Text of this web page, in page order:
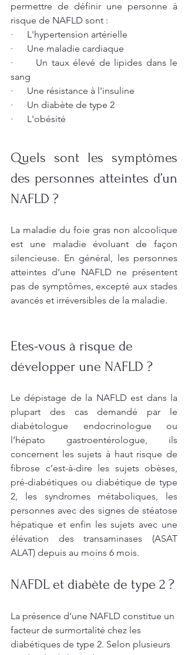
permettre de définir une personne à
risque de NAFLD sont :
·      L'hypertension artérielle
·      Une maladie cardiaque
·      Un taux élevé de lipides dans le
sang
·      Une résistance à l'insuline
·      Un diabète de type 2
·      L'obésité
Quels sont les symptômes
des personnes atteintes d’un
NAFLD ?
La maladie du foie gras non alcoolique
est une maladie évoluant de façon
silencieuse. En général, les personnes
atteintes d’une NAFLD ne présentent
pas de symptômes, excepté aux stades
avancés et irréversibles de la maladie.
Etes-vous à risque de
développer une NAFLD ?
Le dépistage de la NAFLD est dans la
plupart des cas demandé par le
diabétologue endocrinologue ou
l’hépato gastroentérologue, ils
concernent les sujets à haut risque de
fibrose c’est-à-dire les sujets obèses,
pré-diabétiques ou diabétique de type
2, les syndromes métaboliques, les
personnes avec des signes de stéatose
hépatique et enfin les sujets avec une
élévation des transaminases (ASAT
ALAT) depuis au moins 6 mois.
La présence d’une NAFLD constitue un
facteur de surmortalité chez les
diabétiques de type 2. Selon plusieurs